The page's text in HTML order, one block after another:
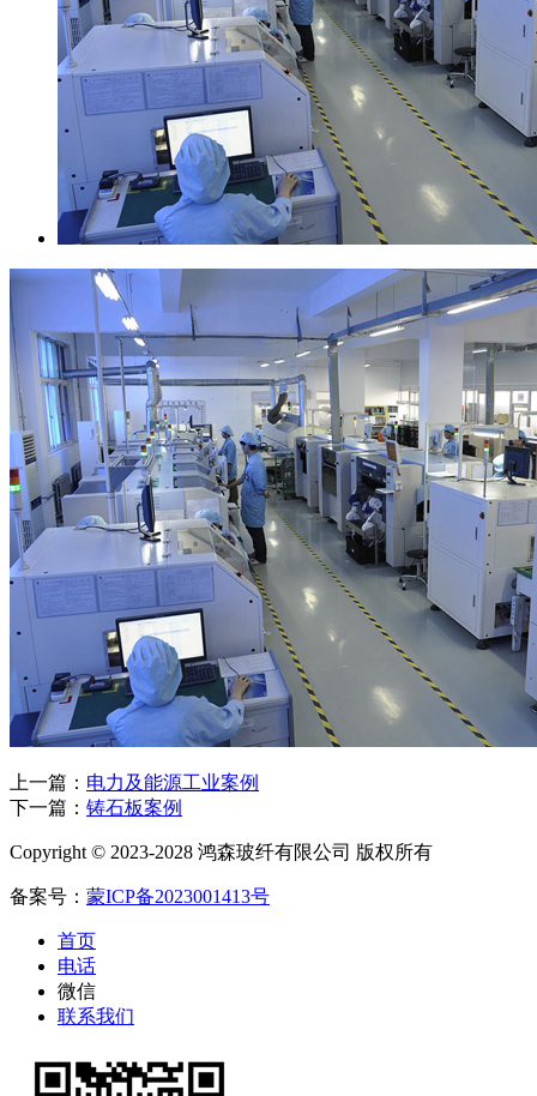
上一篇： 电力及能源工业案例
下一篇： 铸石板案例
Copyright © 2023-2028 鸿森玻纤有限公司 版权所有
备案号： 蒙ICP备2023001413号
首页
电话
微信
联系我们